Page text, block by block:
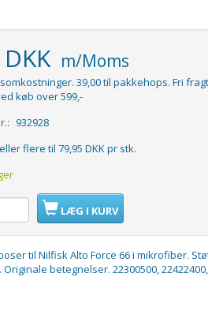
m/Moms
39,00 til pakkehops. Fri
køb over 599,-
932928
flere til 79,95 DKKpr stk.
LÆG I KURV
til Nilfisk Alto Force 66 i mikrofiber.
betegnelser. 22300500,